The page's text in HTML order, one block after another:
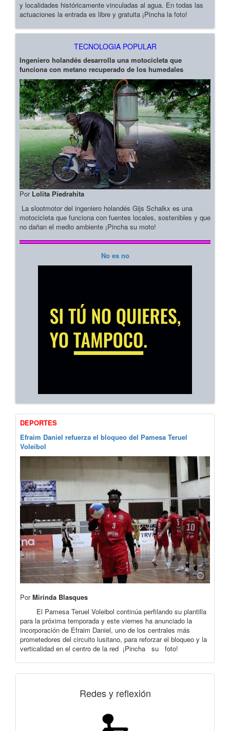
y localidades históricamente vinculadas al agua. En todas las
actuaciones la entrada es libre y gratuita ¡Pincha la foto!
TECNOLOGIA POPULAR
Ingeniero holandés desarrolla una motocicleta que
funciona con metano recuperado de los humedales
Por Lolita Piedrahita
La slootmotor del ingeniero holandés Gijs Schalkx es una
motocicleta que funciona con fuentes locales, sostenibles y que
no dañan el medio ambiente ¡Pincha su moto!
No es no
DEPORTES
Efraim Daniel refuerza el bloqueo del Pamesa Teruel
Voleibol
PorMirinda Blasques
El Pamesa Teruel Voleibol continúa perfilando su plantilla
para la próxima temporada y este viernes ha anunciado la
incorporación de Efraim Daniel, uno de los centrales más
prometedores del circuito lusitano, para reforzar el bloqueo y la
verticalidad en el centro de la red ¡Pincha su foto!
Redes y reflexión